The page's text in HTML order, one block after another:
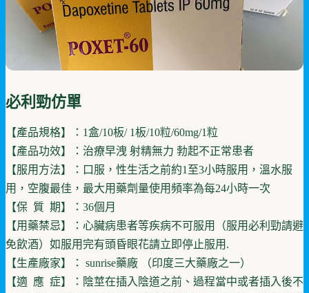
必利勁仿單
【產品規格】：1盒/10板/ 1板/10粒/60mg/1粒
【產品功效】：治療早洩 射精無力 勃起不正常患者
【服用方法】：口服，性生活之前約1至3小時服用，溫水服
用，空腹最佳，最大用藥劑量使用頻率為每24小時一次
【保 質 期】：36個月
【用藥禁忌】：心臟病患者等疾病不可服用（服用必利勁請避
免飲酒）如服用完有頭昏眼花請立即停止服用.
【生產廠家】： sunrise藥廠 （印度三大藥廠之一）
【適 應 症】：陰莖在插入陰道之前、過程當中或者插入後不